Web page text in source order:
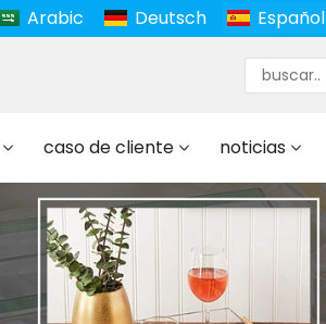
Arabic Deutsch Español
caso de cliente noticias